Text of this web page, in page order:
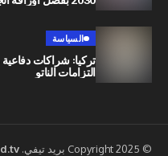
تركيا: شراكات دفاعية مع باكستان
Barid.tv